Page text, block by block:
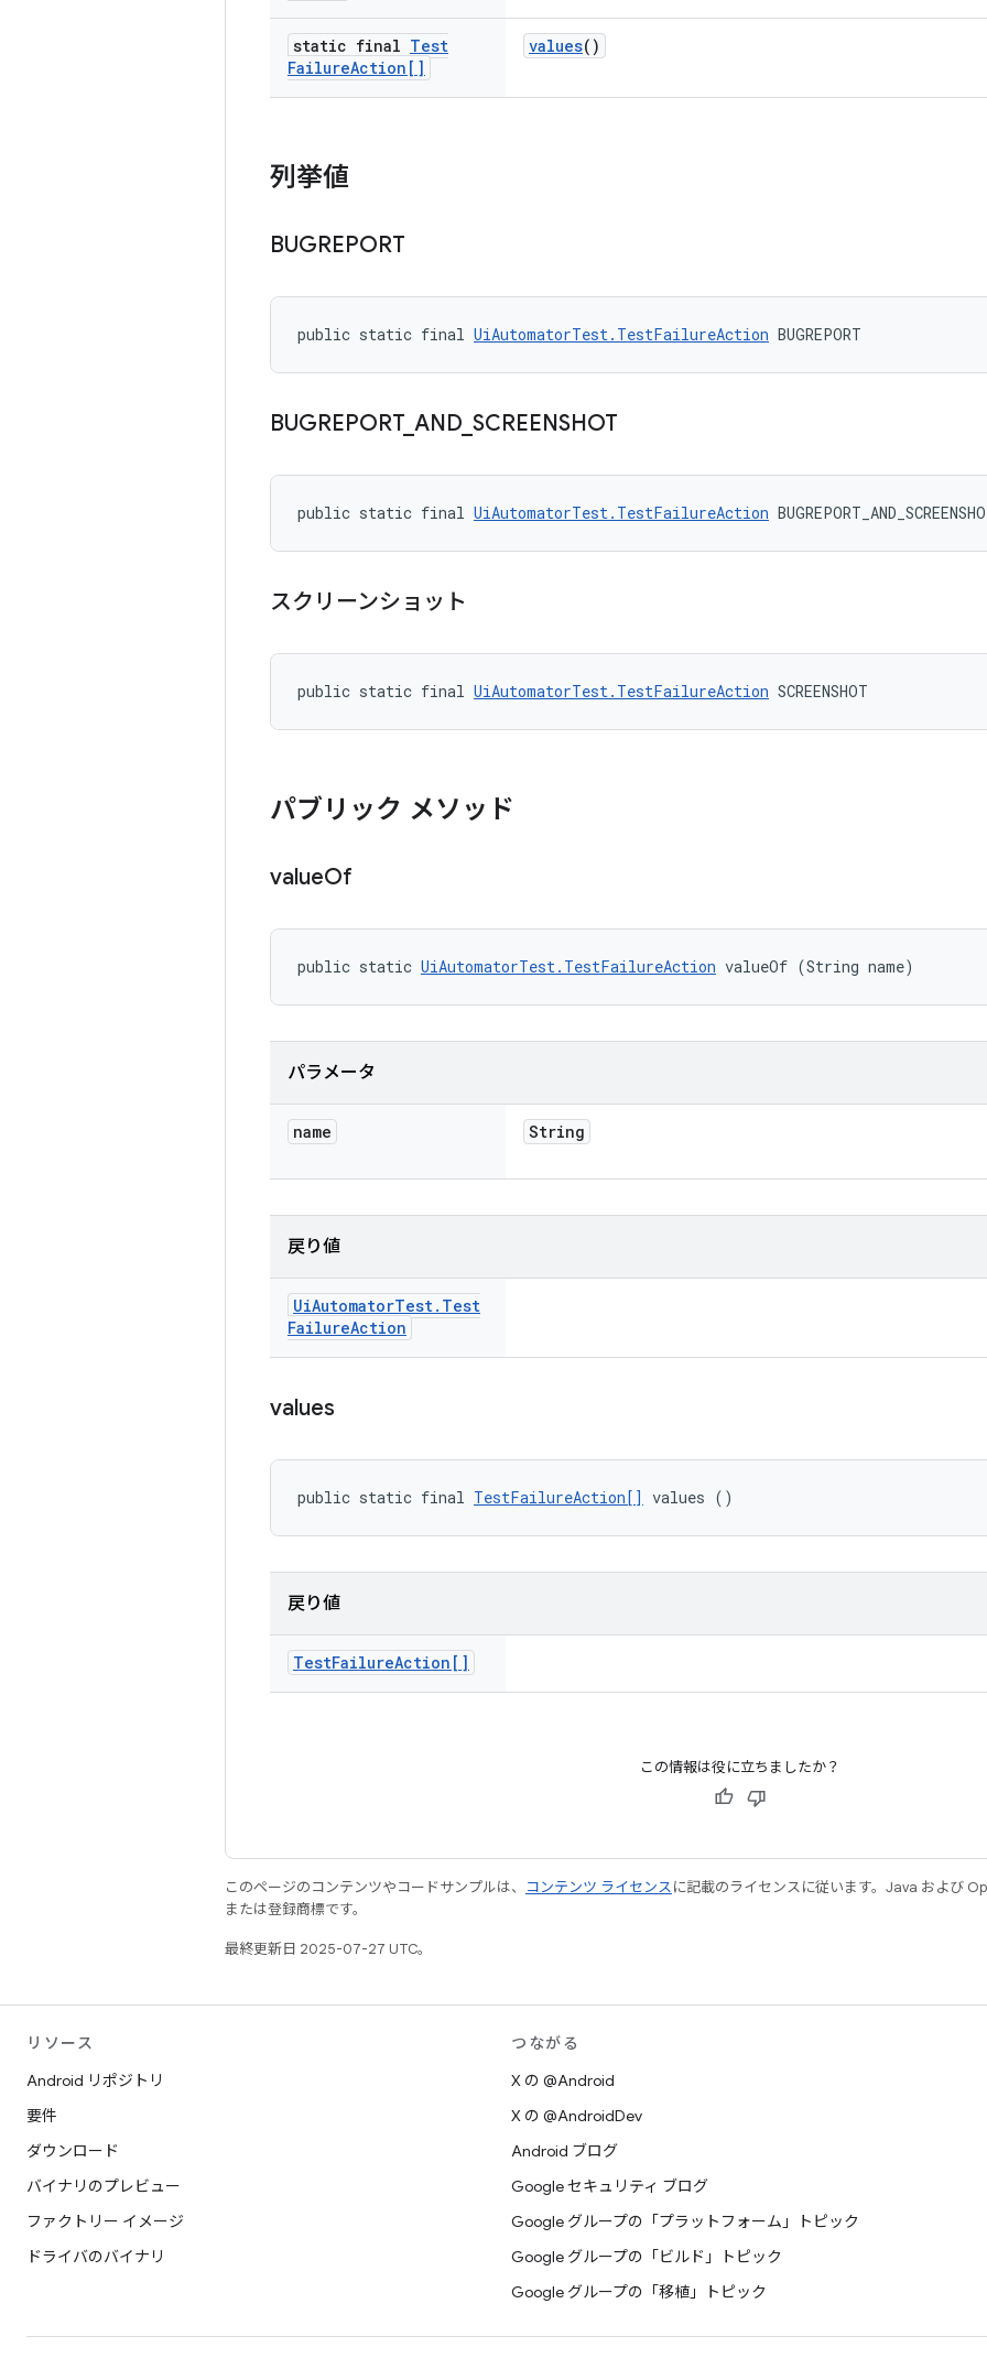
static final Test
FailureAction[]
values()
列挙値
BUGREPORT
public static final UiAutomatorTest.TestFailureAction BUGREPORT
BUGREPORT_ AND SCREENSHOT
public static final UiAutomatorTest.TestFailureAction
スクリーンショット
public static final UiAutomatorTest.TestFailureAction SCREENSHOT
パブリック メソッド
valueOf
public static UiAutomatorTest.TestFailureAction valueOf (String name)
パラメータ
name String
戻り値
UiAutomatorTest. Test
FailureAction
values
public static final TestFailureAction[] values ()
戻り値
TestFailureAction[]
この情報は役に立ちましたか？
このページのコンテンツやコードサンプルは、 コンテンツ ライセンスに記載のライセンスに従います。Java および
または登録商標です。
最終更新日 2025-07-27 UTC。
リソース
Android リポジトリ
要件
ダウンロード
バイナリのプレビュー
ファクトリー イメージ
ドライバのバイナリ
つながる
X の @Android
X の @AndroidDev
Android ブログ
Google セキュリティ ブログ
Google グループの「プラットフォーム」トピック
Google グループの「ビルド」トピック
Google グループの「移植」トピック